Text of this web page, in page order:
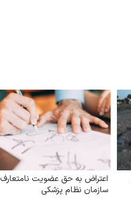
اعتراض به حق عضویت نامتعارف
سازمان نظام پزشکی